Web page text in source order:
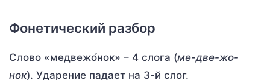
Фонетический разбор
Слово «медвежо́нок» – 4 слога (ме-две-жо-
нок). Ударение падает на 3-й слог.